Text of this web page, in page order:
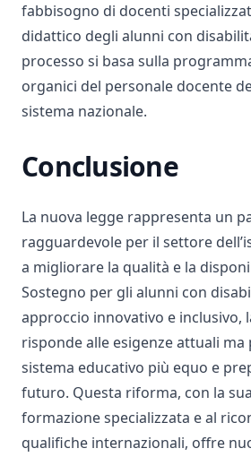
fabbisogno di docenti
didattico degli alunni con
processo si basa sulla
organici del personale docente
sistema nazionale.
Conclusione
La nuova legge rappresenta un
ragguardevole per il settore
a migliorare la qualità e la
Sostegno per gli alunni con
approccio innovativo e inclusivo,
risponde alle esigenze attuali ma
sistema educativo più equo e
futuro. Questa riforma, con la
formazione specializzata e al
qualifiche internazionali, offre